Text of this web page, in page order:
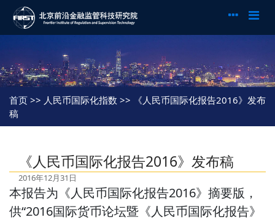
首页 >> 人民币国际化指数 >> 《人民币国际化报告2016》发布
稿
《人民币国际化报告2016》发布稿
2016年12月31日
本报告为《人民币国际化报告2016》摘要版，
供“2016国际货币论坛暨《人民币国际化报告》